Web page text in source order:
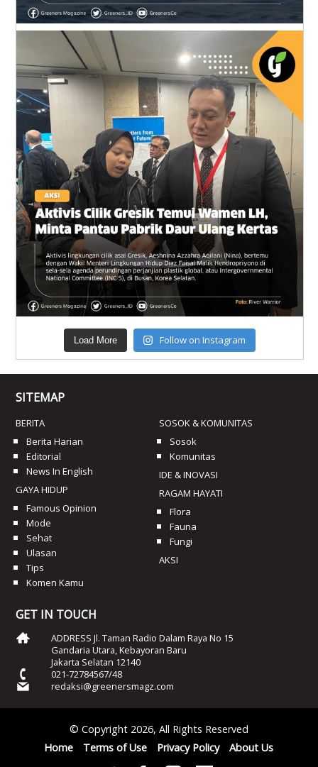
Load More Follow on Instagram
SITEMAP
BERITA
Berita Harian
Editorial
News In English
GAYA HIDUP
Famous Opinion
Mode
Sehat
Ulasan
Tips
Komen Kamu
SOSOK & KOMUNITAS
Sosok
Komunitas
IDE & INOVASI
RAGAM HAYATI
Flora
Fauna
Fungi
AKSI
GET IN TOUCH
ADDRESS Jl. Taman Radio Dalam Raya No 15
Gandaria Utara, Kebayoran Baru
Jakarta Selatan 12140
021-72784567/48
redaksi@greenersmagz.com
© Copyright 2026, All Rights Reserved
Home
Terms of Use Privacy Policy About Us